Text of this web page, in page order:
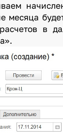
месяца
в